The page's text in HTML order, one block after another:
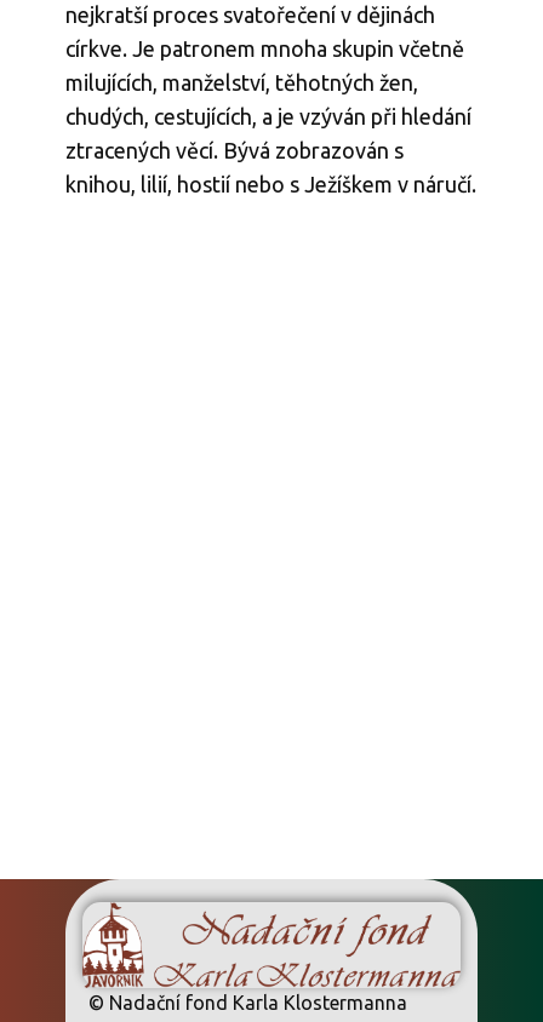
nejkratší proces svatořečení v dějinách
církve. Je patronem mnoha skupin včetně
milujících, manželství, těhotných žen,
chudých, cestujících, a je vzýván při hledání
ztracených věcí. Bývá zobrazován s
knihou, lilií, hostií nebo s Ježíškem v náručí.
© Nadační fond Karla Klostermanna
vám zajistil co nejlepší zážitek z našich
webových stránek.
Souhlasím